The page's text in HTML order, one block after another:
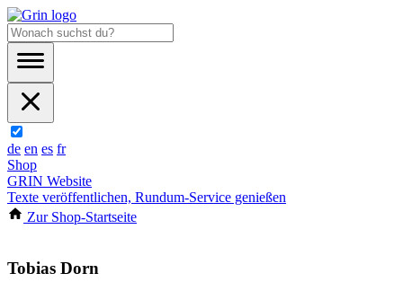
de en es fr
Shop
GRIN Website
Texte veröffentlichen, Rundum-Service genießen
Zur Shop-Startseite
Tobias Dorn